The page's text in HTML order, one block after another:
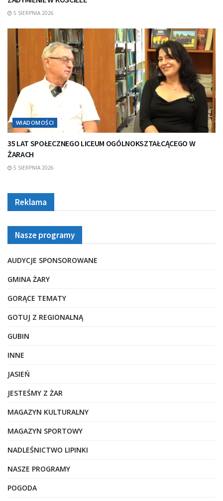
5 SIERPNIA 2026
WIADOMOŚCI
35 LAT SPOŁECZNEGO LICEUM OGÓLNOKSZTAŁCĄCEGO W
ŻARACH
5 SIERPNIA 2026
Reklama
Nasze programy
AUDYCJE SPONSOROWANE
GMINA ŻARY
GORĄCE TEMATY
GOTUJ Z REGIONALNĄ
GUBIN
INNE
JASIEŃ
JESTEŚMY Z ŻAR
MAGAZYN KULTURALNY
MAGAZYN SPORTOWY
NADLEŚNICTWO LIPINKI
NASZE PROGRAMY
POGODA